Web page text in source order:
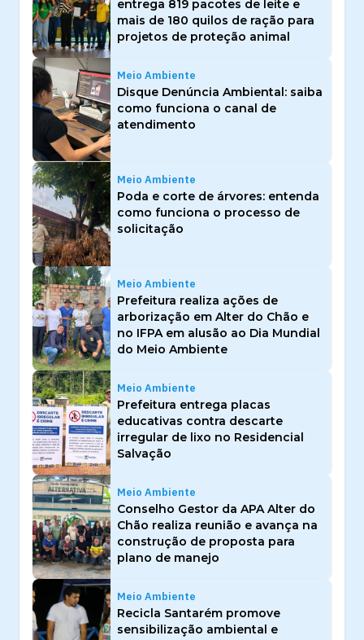
entrega 819 pacotes de leite e
mais de 180 quilos de ração para
projetos de proteção animal
Meio Ambiente
Disque Denúncia Ambiental: saiba
como funciona o canal de
atendimento
Meio Ambiente
Poda e corte de árvores: entenda
como funciona o processo de
solicitação
Meio Ambiente
Prefeitura realiza ações de
arborização em Alter do Chão e
no IFPA em alusão ao Dia Mundial
do Meio Ambiente
Meio Ambiente
Prefeitura entrega placas
educativas contra descarte
irregular de lixo no Residencial
Salvação
Meio Ambiente
Conselho Gestor da APA Alter do
Chão realiza reunião e avança na
construção de proposta para
plano de manejo
Meio Ambiente
Recicla Santarém promove
sensibilização ambiental e